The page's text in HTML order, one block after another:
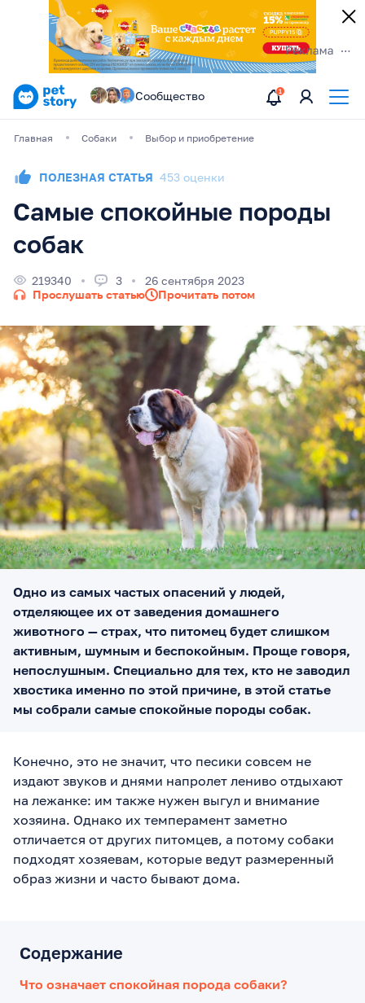
Сообщество
Главная Собаки Выбор и приобретение
ПОЛЕЗНАЯ СТАТЬЯ 453 оценки
Самые спокойные породы
собак
219340 3
26 сентября 2023
Прослушать статью
Прочитать потом
Одно из самых частых опасений у людей,
отделяющее их от заведения домашнего
животного — страх, что питомец будет слишком
активным, шумным и беспокойным. Проще говоря,
непослушным. Специально для тех, кто не заводил
хвостика именно по этой причине, в этой статье
мы собрали самые спокойные породы собак.
Конечно, это не значит, что песики совсем не
издают звуков и днями напролет лениво отдыхают
на лежанке: им также нужен выгул и внимание
хозяина. Однако их темперамент заметно
отличается от других питомцев, а потому собаки
подходят хозяевам, которые ведут размеренный
образ жизни и часто бывают дома.
Содержание
Что означает спокойная порода собаки?